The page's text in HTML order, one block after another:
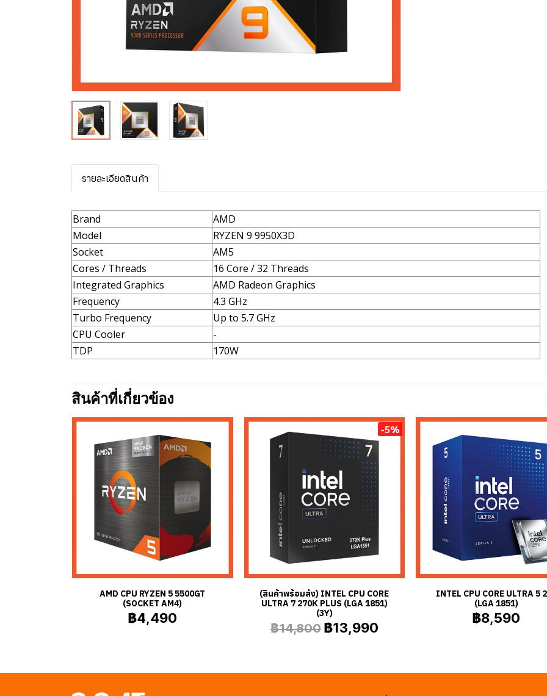
รายละเอียดสินค้า
Brand
AMD
Model
RYZEN 9 9950X3D
Socket
AM5
Cores / Threads
16 Core / 32 Threads
Integrated Graphics
AMD Radeon Graphics
Frequency
4.3 GHz
Turbo Frequency
Up to 5.7 GHz
CPU Cooler
-
TDP
170W
สินค้าที่เกี่ยวข้อง
AMD CPU RYZEN 5 5500GT
(SOCKET AM4)
฿4,490
-5%
(สินค้าพร้อมส่ง) INTEL CPU CORE
ULTRA 7 270K PLUS (LGA 1851)
(3Y)
฿14,800 ฿13,990
INTEL CPU CORE ULTRA 5
(LGA 1851)
฿8,590